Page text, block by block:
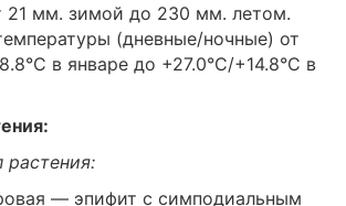
21 мм. зимой до 230 мм. летом.
(дневные/ночные) от
в январе до +27.0°C/+14.8°C в
растения:
— эпифит с симподиальным